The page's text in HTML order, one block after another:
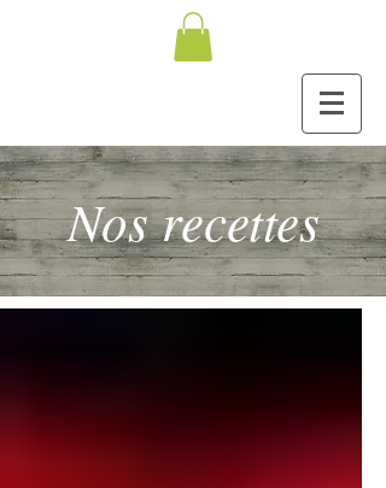
Nos recettes